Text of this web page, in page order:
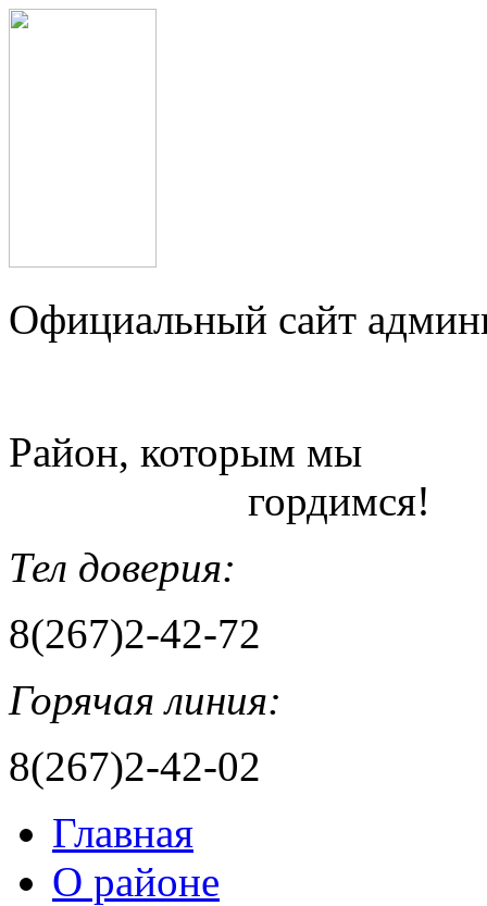
Официальный сайт
Район, которым мы
гордимся!
Тел доверия:
8(267)2-42-72
Горячая линия:
8(267)2-42-02
Главная
О районе